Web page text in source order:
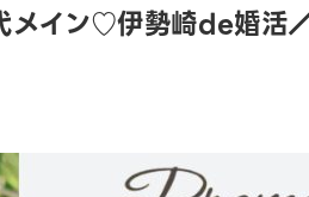
イン♡伊勢崎de婚活